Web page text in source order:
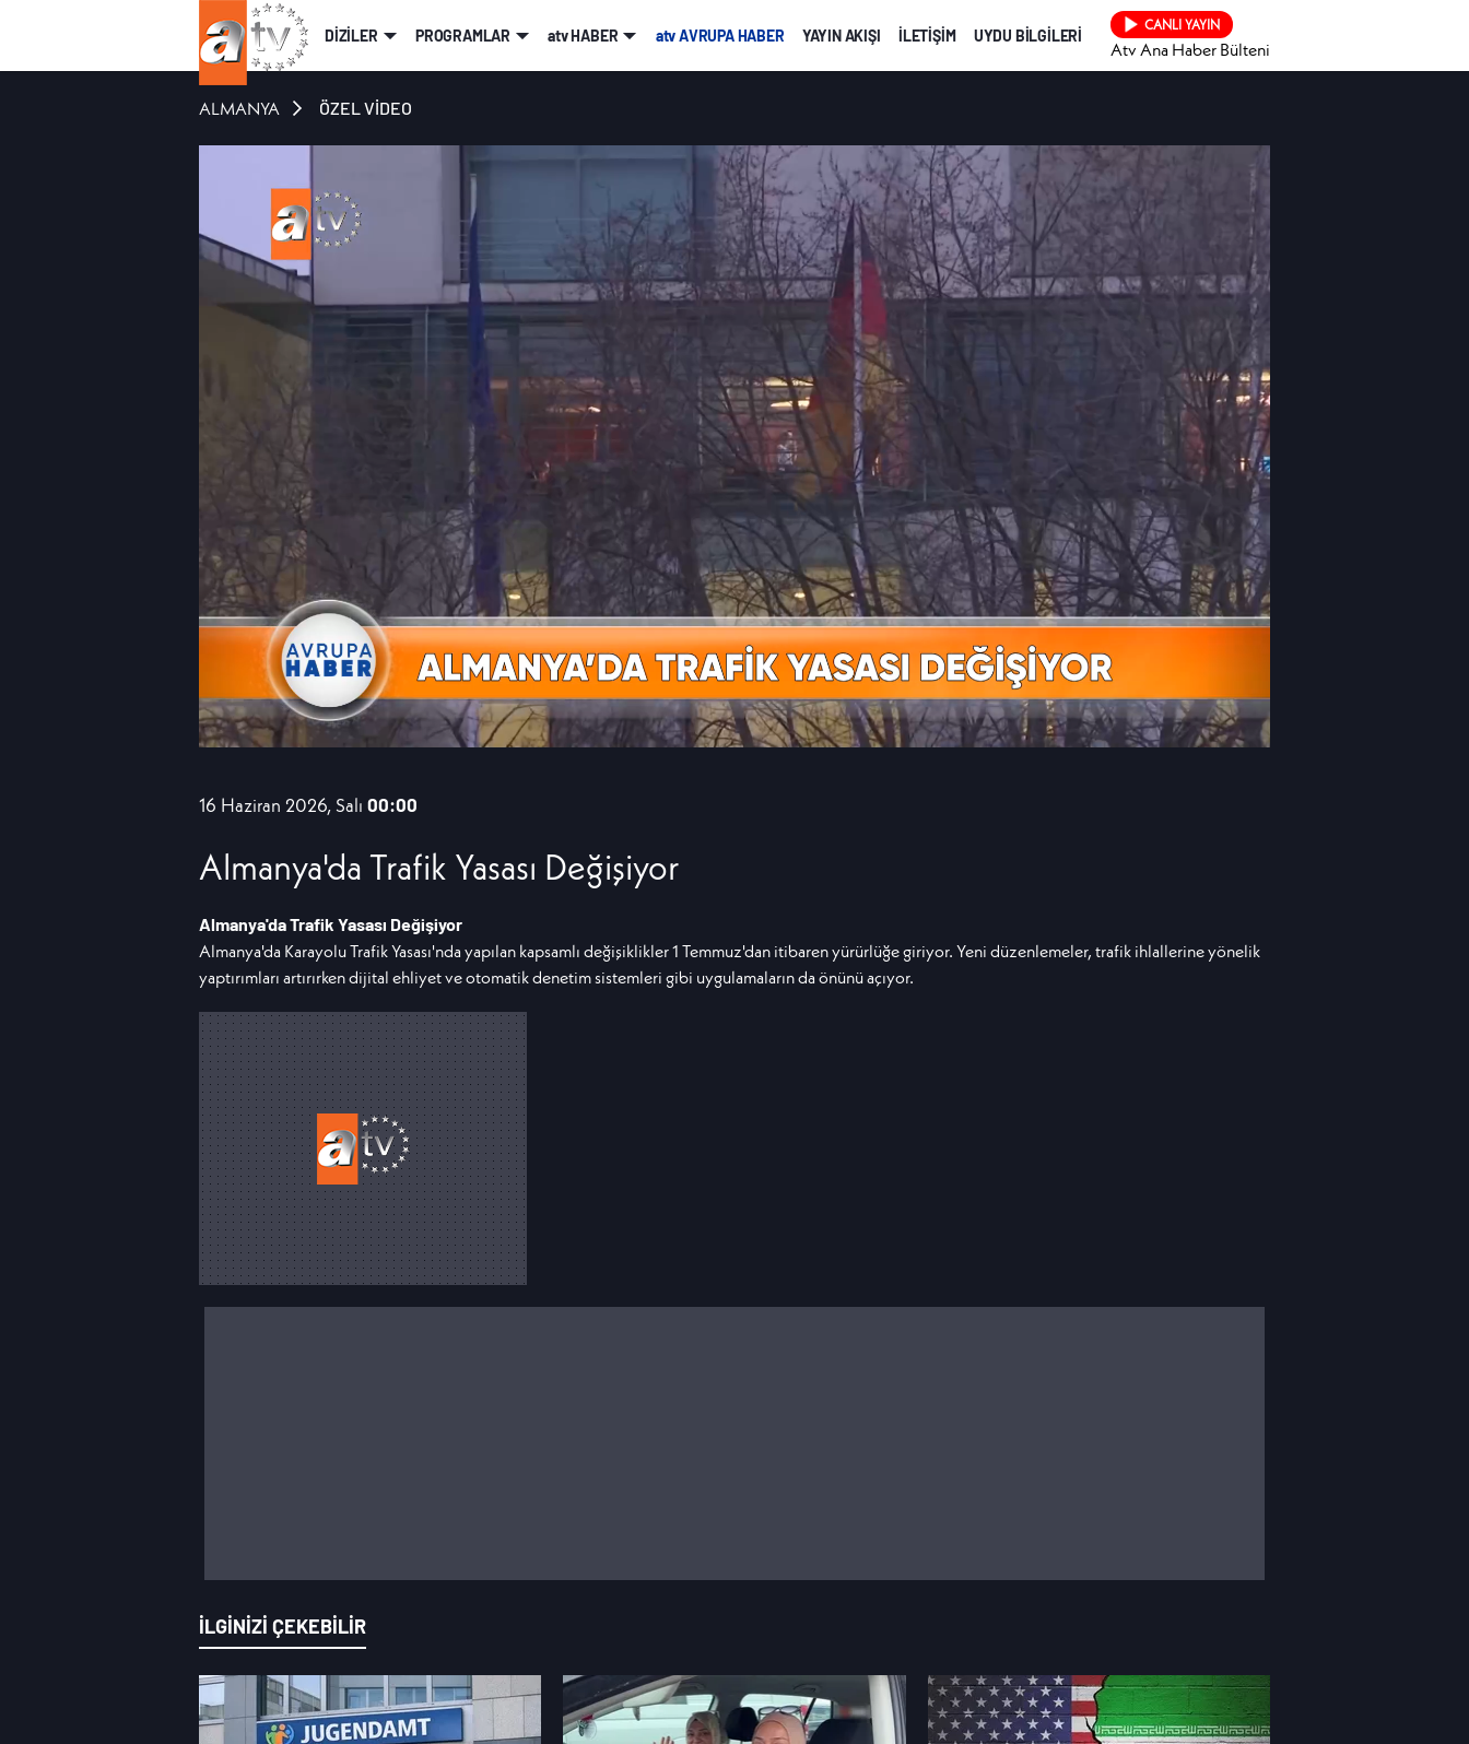
DİZİLER PROGRAMLAR atv HABER atv AVRUPA HABER YAYIN AKIŞI İLETİŞİM UYDU BİLGİLERİ
CANLI YAYIN
Atv Ana Haber Bülteni
ALMANYA ÖZEL VİDEO
16 Haziran 2026, Salı 00:00
Almanya'da Trafik Yasası Değişiyor
Almanya'da Trafik Yasası Değişiyor
Almanya'da Karayolu Trafik Yasası'nda yapılan kapsamlı değişiklikler 1 Temmuz'dan itibaren yürürlüğe giriyor. Yeni düzenlemeler, trafik ihlallerine yönelik
yaptırımları artırırken dijital ehliyet ve otomatik denetim sistemleri gibi uygulamaların da önünü açıyor.
İLGİNİZİ ÇEKEBİLİR